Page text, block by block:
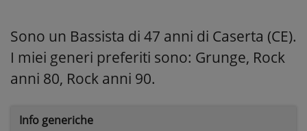
Sono un Bassista di 47 anni di Caserta (CE).
I miei generi preferiti sono: Grunge, Rock
anni 80, Rock anni 90.
Info generiche